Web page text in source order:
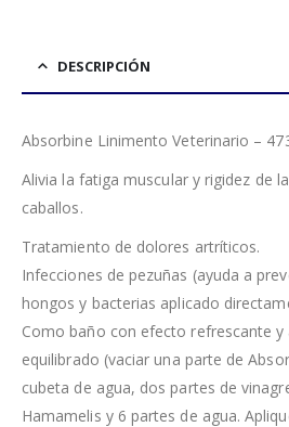
DESCRIPCIÓN
Absorbine Linimento Veterinario –
Alivia la fatiga muscular y rigidez de
caballos.
Tratamiento de dolores artríticos.
Infecciones de pezuñas (ayuda a
hongos y bacterias aplicado
Como baño con efecto refrescante
equilibrado (vaciar una parte de
cubeta de agua, dos partes de
Hamamelis y 6 partes de agua.